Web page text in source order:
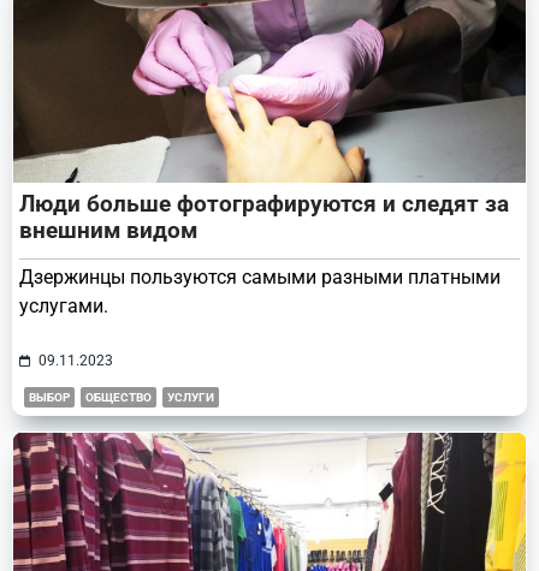
Люди больше фотографируются и следят за
внешним видом
Дзержинцы пользуются самыми разными платными
услугами.
09.11.2023
ВЫБОР ОБЩЕСТВО УСЛУГИ